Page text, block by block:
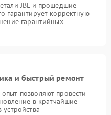
JBL и прошедшие
гарантирует корректную
гарантийных
и быстрый ремонт
позволяют провести
в кратчайшие